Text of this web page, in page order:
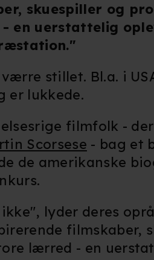
skuespiller og
en uerstattelig
stillet. Bl.a. i
er lukkede.
filmfolk -
Scorsese - bag et
de amerikanske
lyder deres
filmskaber,
lærred - en